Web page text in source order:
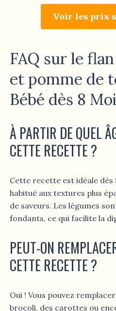
Voir les prix
FAQ sur le
et pomme de
Bébé dès 8
À PARTIR DE QUEL
CETTE RECETTE ?
Cette recette est idéale dès
habitué aux textures plus
de saveurs. Les légumes
fondants, ce qui facilite la
PEUT-ON
CETTE RECETTE ?
Oui ! Vous pouvez
brocoli, des carottes ou